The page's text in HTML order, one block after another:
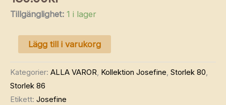
Tillgänglighet: 1 i lager
RODINI
sweatpants
80–
86
Lägg till i varukorg
Kategorier: ALLA VAROR, Kollektion Josefine, Storlek 80,
Storlek 86
Etikett: Josefine